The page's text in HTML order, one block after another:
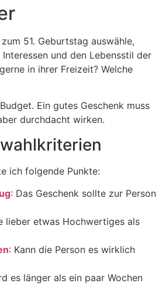
51. Geburtstag auswähle,
und den Lebensstil der
in ihrer Freizeit? Welche
Ein gutes Geschenk muss
durchdacht wirken.
ich folgende Punkte:
: Das Geschenk sollte zur Person
lieber etwas Hochwertiges als
: Kann die Person es wirklich
es länger als ein paar Wochen